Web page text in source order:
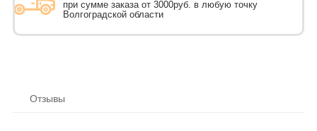
при сумме заказа от 3000руб. в любую точку
Волгоградской области
Отзывы